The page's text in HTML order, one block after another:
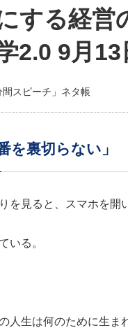
回「内需企業があっとい
グローバル成長企業に」
& LIFE COMPANIES
クリニック(240)
しながら利益を上げる経
戦略視点(151)
の玉手箱(9)
撃！ユニバーサルスタジオ
中国経済の最新動向
事業承継の前に、決
きたいコト(12)
会社と社長のための
深読み企業分析(153)
ピョートル
指導者たる
朝礼・会議
楠木建の「経
次もあなた
社長の右腕
する経
2.0 9月13
スピーチ」ネタ帳
を裏切らない」
を見ると、スマホを開
いる。
人生は何のために生